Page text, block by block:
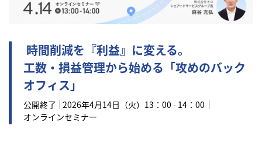
時間削減を『利益』に変える。
工数・損益管理から始める「攻めのバック
オフィス」
公開終了 2026年4月14日（火）13：00 - 14：00
オンラインセミナー